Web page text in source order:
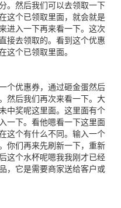
。然后我们可以去领取一下
这个已领取里面，就会就是
进入一下再来看一下。这次
接去领取的。看到这个优惠
这个已领取里面。
个优惠券，通过砸金蛋然后
然后我们再次来看一下。大
中奖呢这里面。这里面有个
一下。看他嗯看一下这里面
这个有什么不同。输入一个
你们再来先刷新一下，重新
这个水杯呢嗯我我刚才已经
，它是需要商家送给客户或